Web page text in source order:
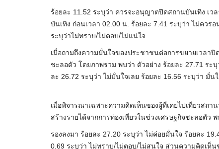
ร้อยละ 11.52 ระบุว่า ควรจะอนุญาตปิดสถานบันเทิง เว
บันเทิง ก่อนเวลา 02.00 น. ร้อยละ 7.41 ระบุว่า ไม่คว
ระบุว่าไม่ทราบ/ไม่ตอบ/ไม่แน่ใจ
เมื่อถามถึงความมั่นใจของประชาชนต่อการขยายเวลาปิ
ชะลอตัว โดยภาพรวม พบว่า ตัวอย่าง ร้อยละ 27.71 ร
ละ 26.72 ระบุว่า ไม่มั่นใจเลย ร้อยละ 16.56 ระบุว่า มั่
เมื่อพิจารณาเฉพาะความคิดเห็นของผู้ที่เคยไปเที่ยวสถา
สร้างรายได้จากการท่องเที่ยวในช่วงเศรษฐกิจชะลอตัว
รองลงมา ร้อยละ 27.20 ระบุว่า ไม่ค่อยมั่นใจ ร้อยละ
0.69 ระบุว่า ไม่ทราบ/ไม่ตอบ/ไม่สนใจ ส่วนความคิดเห็น